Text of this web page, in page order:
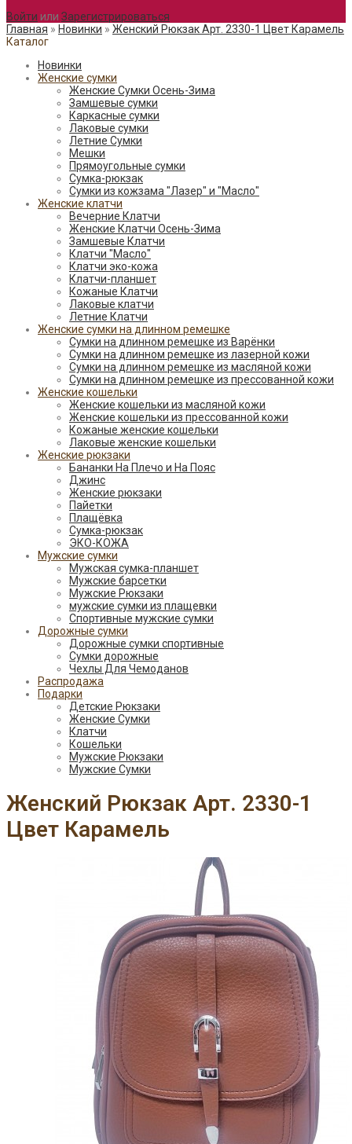
Войти или Зарегистрироваться
Главная » Новинки » Женский Рюкзак Арт. 2330-1 Цвет Карамель
Каталог
Новинки
Женские сумки
Женские Сумки Осень-Зима
Замшевые сумки
Каркасные сумки
Лаковые сумки
Летние Сумки
Мешки
Прямоугольные сумки
Сумка-рюкзак
Сумки из кожзама "Лазер" и "Масло"
Женские клатчи
Вечерние Клатчи
Женские Клатчи Осень-Зима
Замшевые Клатчи
Клатчи "Масло"
Клатчи эко-кожа
Клатчи-планшет
Кожаные Клатчи
Лаковые клатчи
Летние Клатчи
Женские сумки на длинном ремешке
Сумки на длинном ремешке из Варёнки
Сумки на длинном ремешке из лазерной кожи
Сумки на длинном ремешке из масляной кожи
Сумки на длинном ремешке из прессованной кожи
Женские кошельки
Женские кошельки из масляной кожи
Женские кошельки из прессованной кожи
Кожаные женские кошельки
Лаковые женские кошельки
Женские рюкзаки
Бананки На Плечо и На Пояс
Джинс
Женские рюкзаки
Пайетки
Плащёвка
Сумка-рюкзак
ЭКО-КОЖА
Мужские сумки
Мужская сумка-планшет
Мужские барсетки
Мужские Рюкзаки
мужские сумки из плащевки
Спортивные мужские сумки
Дорожные сумки
Дорожные сумки спортивные
Сумки дорожные
Чехлы Для Чемоданов
Распродажа
Подарки
Детские Рюкзаки
Женские Сумки
Клатчи
Кошельки
Мужские Рюкзаки
Мужские Сумки
Женский Рюкзак Арт. 2330-1
Цвет Карамель